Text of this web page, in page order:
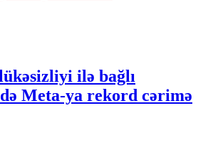
ilə bağlı
Meta-ya rekord cərimə